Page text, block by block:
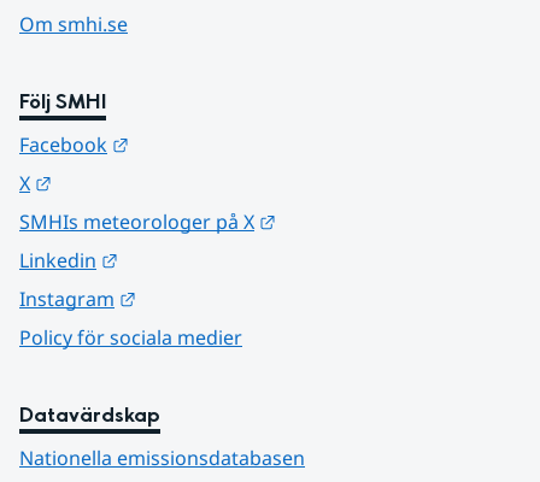
Om smhi.se
Följ SMHI
Facebook
X
SMHIs meteorologer på X
Linkedin
Instagram
Policy för sociala medier
Datavärdskap
Nationella emissionsdatabasen